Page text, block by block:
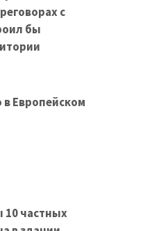
с
бы
в Европейском
10 частных